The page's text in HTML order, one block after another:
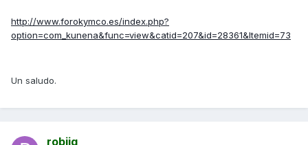
http://www.forokymco.es/index.php?
option=com_kunena&func=view&catid=207&id=28361&Itemid=73
Un saludo.
robijg